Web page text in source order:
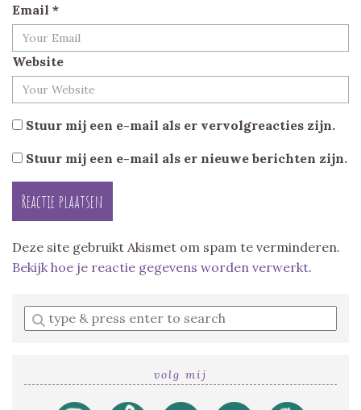
Email *
Website
Stuur mij een e-mail als er vervolgreacties zijn.
Stuur mij een e-mail als er nieuwe berichten zijn.
Deze site gebruikt Akismet om spam te verminderen.
Bekijk hoe je reactie gegevens worden verwerkt.
Enter
a
volg mij